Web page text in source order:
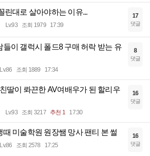
린대로 살아야하는 이유...
Lv.93 조회 1979 17:39
17
댓글
들이 갤럭시 폴드8 구매 허락 받는 유
Lv.86 조회 1889 17:34
8
댓글
딸이 롸끈한 AV여배우가 된 할리우
Lv.93 조회 3217 추천 1 17:30
16
댓글
때 미술학원 원장쌤 망사 팬티 본 썰
Lv.86 조회 2578 17:25
16
댓글